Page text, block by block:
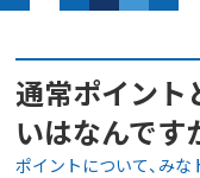
通常ポイント
いはなんです
ポイントについて みな